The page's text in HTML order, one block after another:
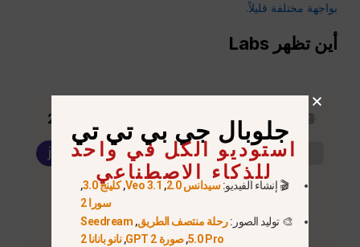
بواجهة مختلفة قليلاً.
أين تظهر Labs
جلوبال جي بي تي تي
استوديو الكل في واحد
للذكاء الاصطناعي
🎬 إنشاء الفيديو:سيدانس 2.0 ,
Veo 3.1
,كلينج 3.0
,
سورا 2
🎨 توليد الصور:رحلة منتصف الطريق,
Seedream
5.0 Pro
,صورة GPT 2 ,نانو بانانا 2